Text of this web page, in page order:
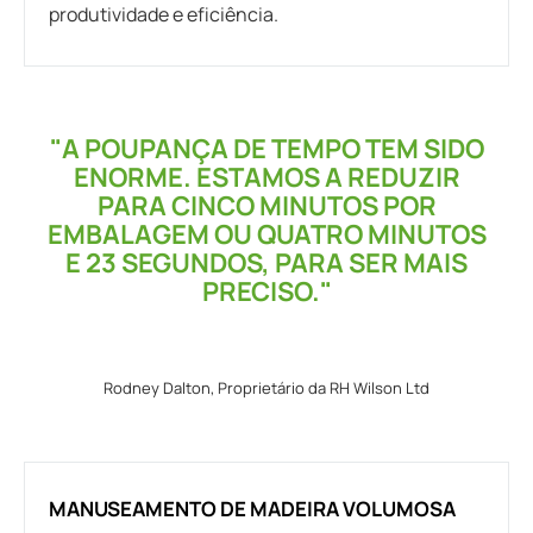
produtividade e eficiência.
"A POUPANÇA DE TEMPO TEM SIDO
ENORME. ESTAMOS A REDUZIR
PARA CINCO MINUTOS POR
EMBALAGEM OU QUATRO MINUTOS
E 23 SEGUNDOS, PARA SER MAIS
PRECISO."
Rodney Dalton, Proprietário da RH Wilson Ltd
MANUSEAMENTO DE MADEIRA VOLUMOSA